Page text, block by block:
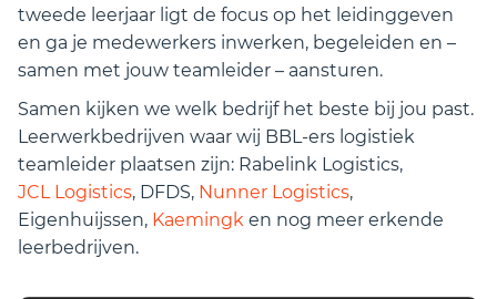
tweede leerjaar ligt de focus op het leidinggeven
en ga je medewerkers inwerken, begeleiden en –
samen met jouw teamleider – aansturen.
Samen kijken we welk bedrijf het beste bij jou past.
Leerwerkbedrijven waar wij BBL-ers logistiek
teamleider plaatsen zijn: Rabelink Logistics,
JCL Logistics, DFDS, Nunner Logistics,
Eigenhuijssen, Kaemingk en nog meer erkende
leerbedrijven.